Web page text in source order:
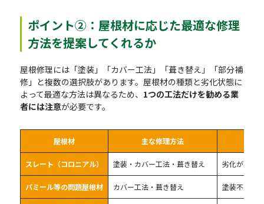
ポイント②：屋根材に応じた最適な修理
方法を提案してくれるか
屋根修理には「塗装」「カバー工法」「葺き替え」「部分補
修」と複数の選択肢があります。屋根材の種類と劣化状態に
よって最適な方法は異なるため、 1つの工法だけを勧める業
者には注意が必要です。
屋根材 主な修理方法
スレート（コロニアル） 塗装・カバー工法・葺き替え 劣化が軽度
パミール等の問題屋根材 カバー工法・葺き替え 塗装不可。